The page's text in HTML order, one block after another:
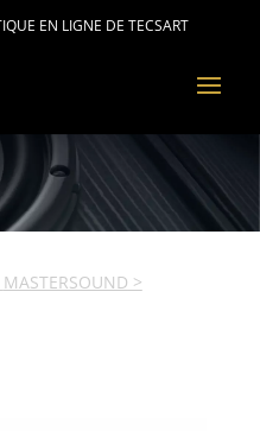
EN LIGNE DE TECSART
MASTERSOUND >